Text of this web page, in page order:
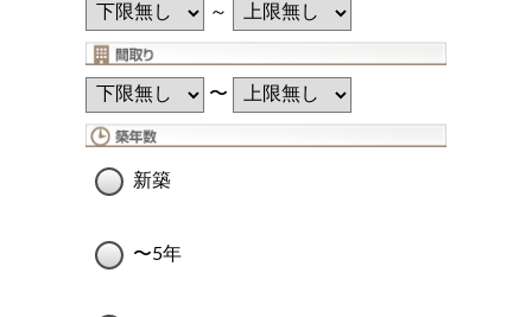
～
〜
新築
〜5年